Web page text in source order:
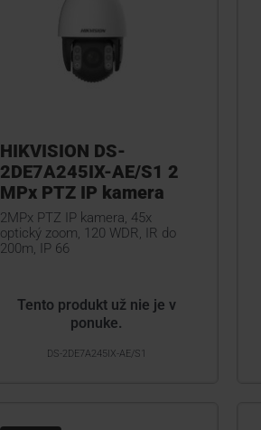
HIKVISION DS-
2DE7A245IX-AE/S1 2
MPx PTZ IP kamera
2MPx PTZ IP kamera, 45x
optický zoom, 120 WDR, IR do
200m, IP 66
Tento produkt už nie je v
ponuke.
DS-2DE7A245IX-AE/S1